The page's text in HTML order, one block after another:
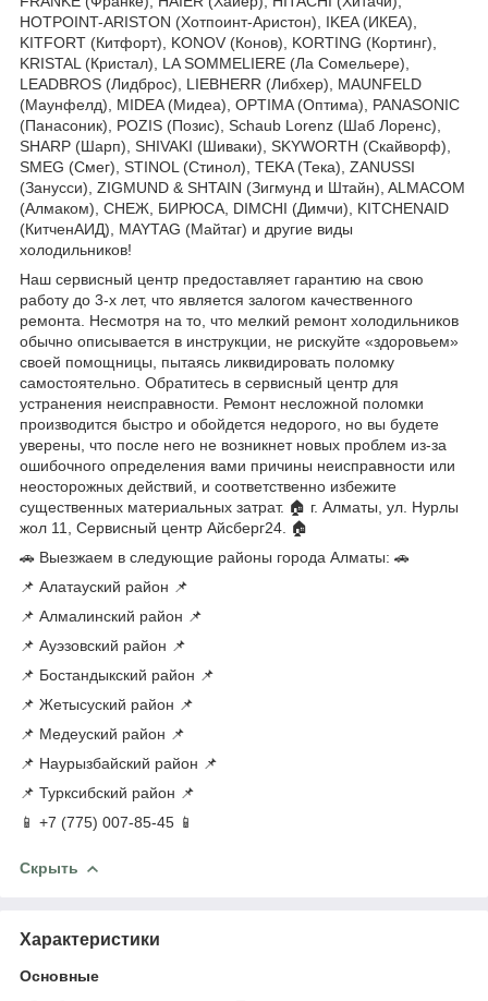
HOTPOINT-ARISTON (Хотпоинт-Аристон), IKEA (ИКЕА),
KITFORT (Китфорт), KONOV (Конов), KORTING (Кортинг),
KRISTAL (Кристал), LA SOMMELIERE (Ла Сомельере),
LEADBROS (Лидброс), LIEBHERR (Либхер), MAUNFELD
(Маунфелд), MIDEA (Мидеа), OPTIMA (Оптима), PANASONIC
(Панасоник), POZIS (Позис), Schaub Lorenz (Шаб Лоренс),
SHARP (Шарп), SHIVAKI (Шиваки), SKYWORTH (Скайворф),
SMEG (Смег), STINOL (Стинол), TEKA (Тека), ZANUSSI
(Занусси), ZIGMUND & SHTAIN (Зигмунд и Штайн), ALMACOM
(Алмаком), СНЕЖ, БИРЮСА, DIMCHI (Димчи), KITCHENAID
(КитченАИД), MAYTAG (Майтаг) и другие виды
холодильников!
Наш сервисный центр предоставляет гарантию на свою
работу до 3-х лет, что является залогом качественного
ремонта. Несмотря на то, что мелкий ремонт холодильников
обычно описывается в инструкции, не рискуйте «здоровьем»
своей помощницы, пытаясь ликвидировать поломку
самостоятельно. Обратитесь в сервисный центр для
устранения неисправности. Ремонт несложной поломки
производится быстро и обойдется недорого, но вы будете
уверены, что после него не возникнет новых проблем из-за
ошибочного определения вами причины неисправности или
неосторожных действий, и соответственно избежите
существенных материальных затрат. 🏠 г. Алматы, ул. Нурлы
жол 11, Сервисный центр Айсберг24. 🏠
🚗 Выезжаем в следующие районы города Алматы: 🚗
📌 Алатауский район 📌
📌 Алмалинский район 📌
📌 Ауэзовский район 📌
📌 Бостандыкский район 📌
📌 Жетысуский район 📌
📌 Медеуский район 📌
📌 Наурызбайский район 📌
📌 Турксибский район 📌
📱 +7 (775) 007-85-45 📱
Скрыть
Характеристики
Основные